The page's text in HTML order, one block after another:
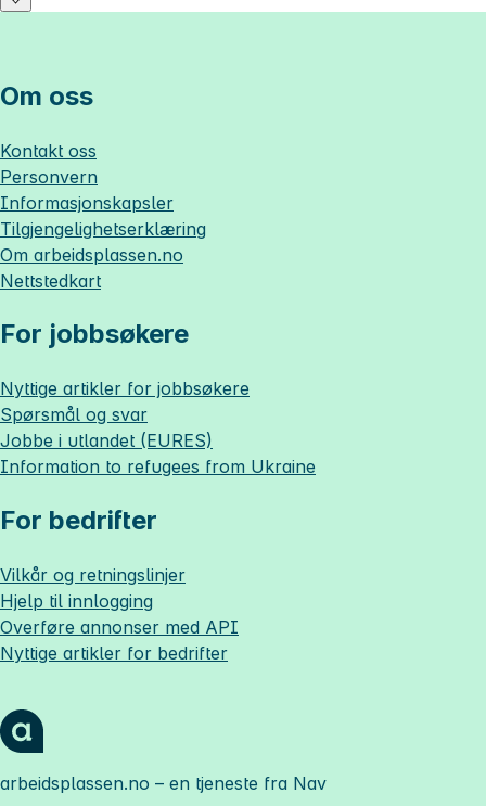
Om oss
Kontakt oss
Personvern
Informasjonskapsler
Tilgjengelighetserklæring
Om arbeidsplassen.no
Nettstedkart
For jobbsøkere
Nyttige artikler for jobbsøkere
Spørsmål og svar
Jobbe i utlandet (EURES)
Information to refugees from Ukraine
For bedrifter
Vilkår og retningslinjer
Hjelp til innlogging
Overføre annonser med API
Nyttige artikler for bedrifter
arbeidsplassen.no – en tjeneste fra Nav